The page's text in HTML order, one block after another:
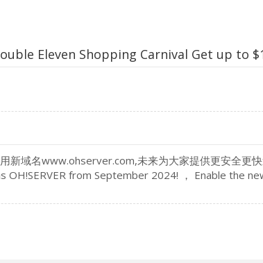
Eleven Shopping Carnival Get up to
用新域名www.ohserver.com,未来为大家提供更安全
from September 2024! ， Enable the